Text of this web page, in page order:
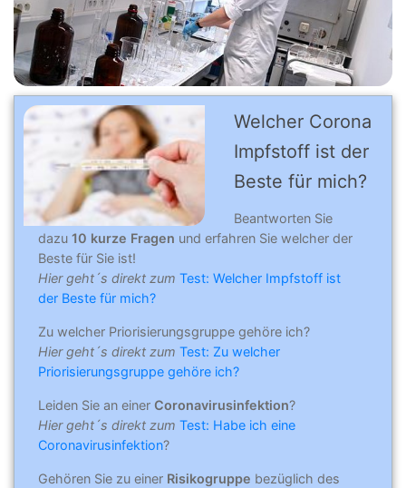
Welcher Corona
Impfstoff ist der
Beste für mich?
Beantworten Sie
dazu 10 kurze Fragen und erfahren Sie welcher der
Beste für Sie ist!
Hier geht´s direkt zum Test: Welcher Impfstoff ist
der Beste für mich?
Zu welcher Priorisierungsgruppe gehöre ich?
Hier geht´s direkt zum Test: Zu welcher
Priorisierungsgruppe gehöre ich?
Leiden Sie an einer Coronavirusinfektion?
Hier geht´s direkt zum Test: Habe ich eine
Coronavirusinfektion?
Gehören Sie zu einer Risikogruppe bezüglich des